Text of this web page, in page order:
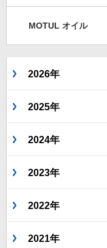
MOTUL オイル
2026年
2025年
2024年
2023年
2022年
2021年